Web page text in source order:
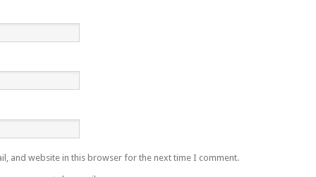
and website in this browser for the next time I comment.